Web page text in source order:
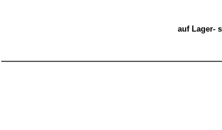
auf Lager-